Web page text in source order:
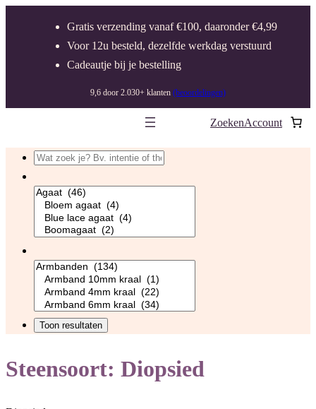
Gratis verzending vanaf €100, daaronder €4,99
Voor 12u besteld, dezelfde werkdag verstuurd
Cadeautje bij je bestelling
9,6 door 2.030+ klanten (beoordelingen)
ZoekenAccount
Steensoort: Diopsied